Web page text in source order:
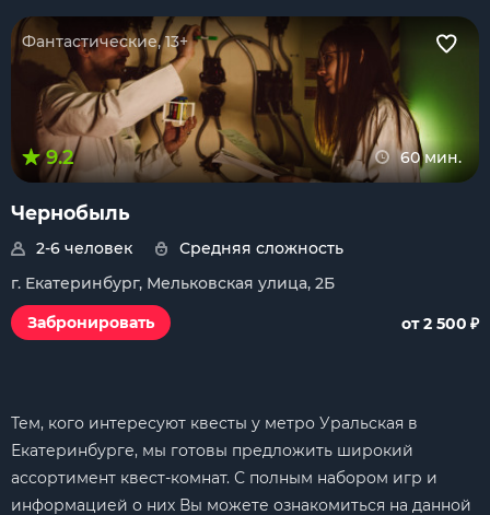
Фантастические, 13+
9.2 60 мин.
Чернобыль
2-6 человек
Средняя сложность
г. Екатеринбург, Мельковская улица, 2Б
Забронировать
от 2 500 ₽
Тем, кого интересуют квесты у метро Уральская в
Екатеринбурге, мы готовы предложить широкий
ассортимент квест-комнат. С полным набором игр и
информацией о них Вы можете ознакомиться на данной